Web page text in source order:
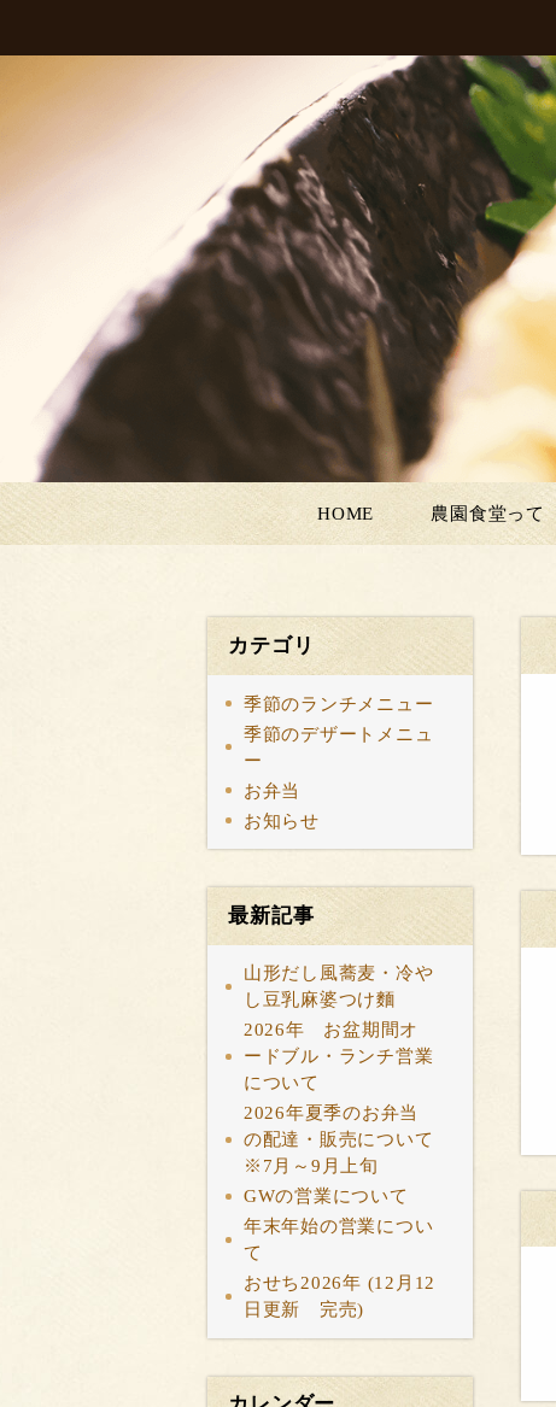
HOME 農園食堂って
カテゴリ
季節のランチメニュー
季節のデザートメニュ
ー
お弁当
お知らせ
最新記事
山形だし風蕎麦・冷や
し豆乳麻婆つけ麵
2026年 お盆期間オ
ードブル・ランチ営業
について
2026年夏季のお弁当
の配達・販売について
※7月～9月上旬
GWの営業について
年末年始の営業につい
て
おせち2026年 (12月12
日更新 完売)